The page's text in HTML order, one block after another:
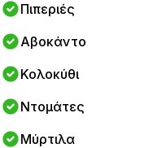
Πιπεριές
Αβοκάντο
Κολοκύθι
Ντομάτες
Μύρτιλα